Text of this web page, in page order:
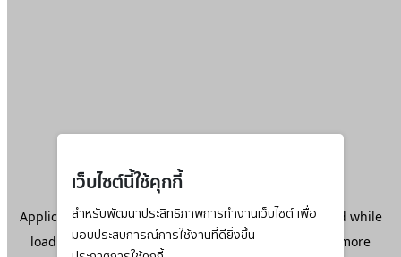
เว็บไซต์นี้ใช้คุกกี้
สำหรับพัฒนาประสิทธิภาพการทำงานเว็บไซต์ เพื่อ
มอบประสบการณ์การใช้งานที่ดียิ่งขึ้น
Application error: aclient-side exception has occurred while
loadingwww.ktc.co.th(see the browser console
for more